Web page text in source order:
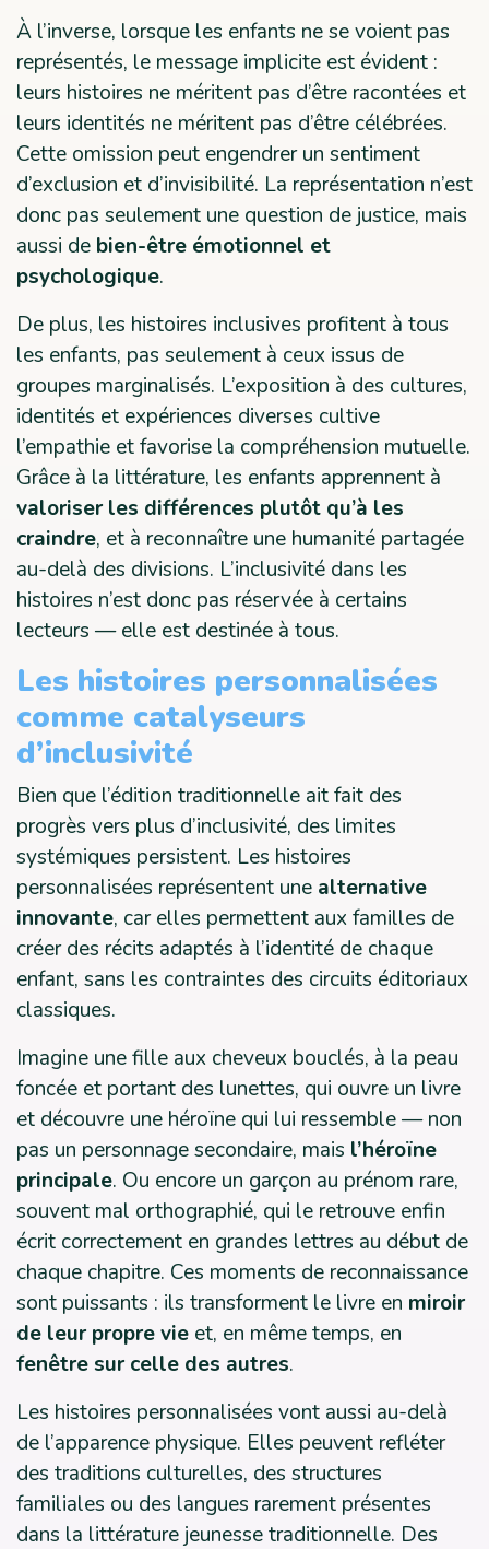
À l’inverse, lorsque les enfants ne se voient pas
représentés, le message implicite est évident :
leurs histoires ne méritent pas d’être racontées et
leurs identités ne méritent pas d’être célébrées.
Cette omission peut engendrer un sentiment
d’exclusion et d’invisibilité. La représentation n’est
donc pas seulement une question de justice, mais
aussi de bien-être émotionnel et
psychologique.
De plus, les histoires inclusives profitent à tous
les enfants, pas seulement à ceux issus de
groupes marginalisés. L’exposition à des cultures,
identités et expériences diverses cultive
l’empathie et favorise la compréhension mutuelle.
Grâce à la littérature, les enfants apprennent à
valoriser les différences plutôt qu’à les
craindre, et à reconnaître une humanité partagée
au-delà des divisions. L’inclusivité dans les
histoires n’est donc pas réservée à certains
lecteurs — elle est destinée à tous.
Les histoires personnalisées
comme catalyseurs
d’inclusivité
Bien que l’édition traditionnelle ait fait des
progrès vers plus d’inclusivité, des limites
systémiques persistent. Les histoires
personnalisées représentent une alternative
innovante, car elles permettent aux familles de
créer des récits adaptés à l’identité de chaque
enfant, sans les contraintes des circuits éditoriaux
classiques.
Imagine une fille aux cheveux bouclés, à la peau
foncée et portant des lunettes, qui ouvre un livre
et découvre une héroïne qui lui ressemble — non
pas un personnage secondaire, mais l’héroïne
principale. Ou encore un garçon au prénom rare,
souvent mal orthographié, qui le retrouve enfin
écrit correctement en grandes lettres au début de
chaque chapitre. Ces moments de reconnaissance
sont puissants : ils transforment le livre en miroir
de leur propre vie et, en même temps, en
fenêtre sur celle des autres.
Les histoires personnalisées vont aussi au-delà
de l’apparence physique. Elles peuvent refléter
des traditions culturelles, des structures
familiales ou des langues rarement présentes
dans la littérature jeunesse traditionnelle. Des